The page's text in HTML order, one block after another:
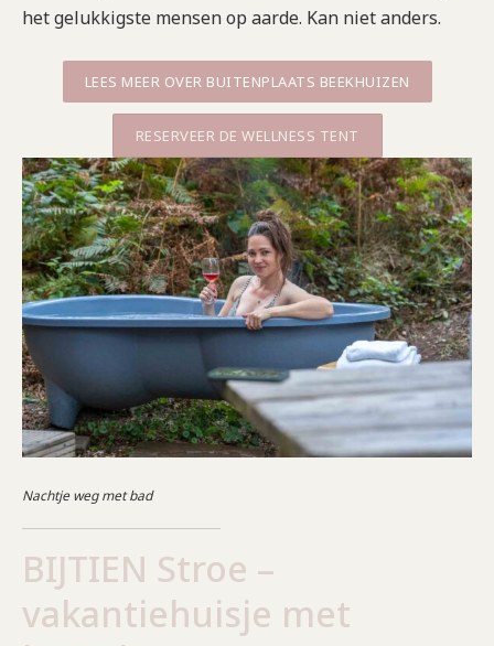
het gelukkigste mensen op aarde. Kan niet anders.
LEES MEER OVER BUITENPLAATS BEEKHUIZEN
RESERVEER DE WELLNESS TENT
Nachtje weg met bad
BIJTIEN Stroe –
vakantiehuisje met